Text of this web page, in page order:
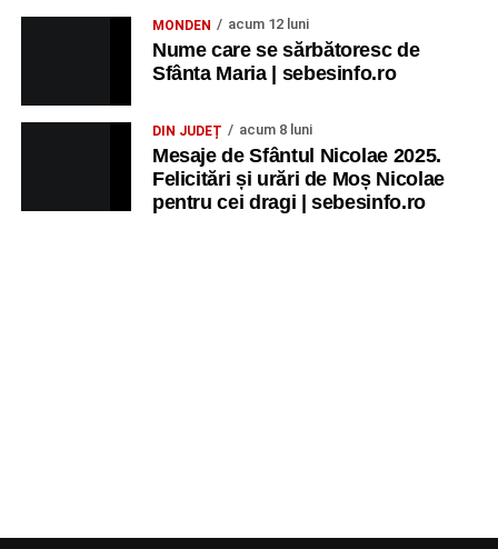
MONDEN acum 12 luni
Nume care se sărbătoresc de
Sfânta Maria | sebesinfo.ro
DIN JUDEȚ acum 8 luni
Mesaje de Sfântul Nicolae 2025.
Felicitări și urări de Moș Nicolae
pentru cei dragi | sebesinfo.ro